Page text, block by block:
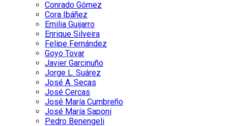
Conrado Gómez
Cora Ibáñez
Emilia Guijarro
Enrique Silveira
Felipe Fernández
Goyo Tovar
Javier Garcinuño
Jorge L. Suárez
José A. Secas
José Cercas
José María Cumbreño
José María Saponi
Pedro Benengeli